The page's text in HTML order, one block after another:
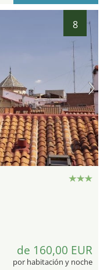
8
de 160,00 EUR
por habitación y noche